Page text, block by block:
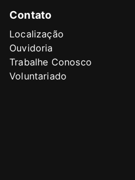
Contato
Localização
Ouvidoria
Trabalhe Conosco
Voluntariado